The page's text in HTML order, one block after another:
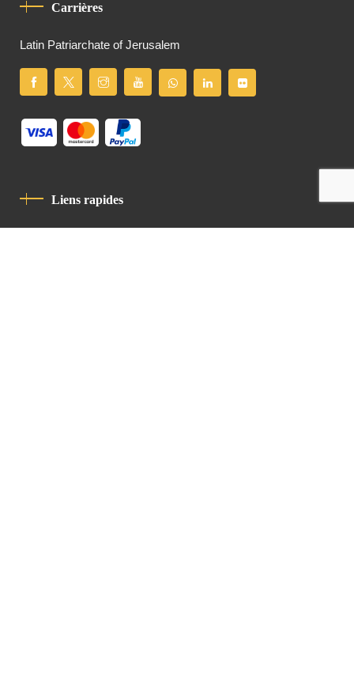
Carrières
Latin Patriarchate of Jerusalem
Liens rapides